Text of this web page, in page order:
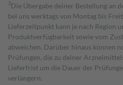
3Die Übergabe deiner Bestellung an
bei uns werktags von Montag bis
Lieferzeitpunkt kann je nach Region
Produktverfügbarkeit sowie vom
abweichen. Darüber hinaus können
Prüfungen, die zu deiner
Lieferfrist um die Dauer der
verlängern.